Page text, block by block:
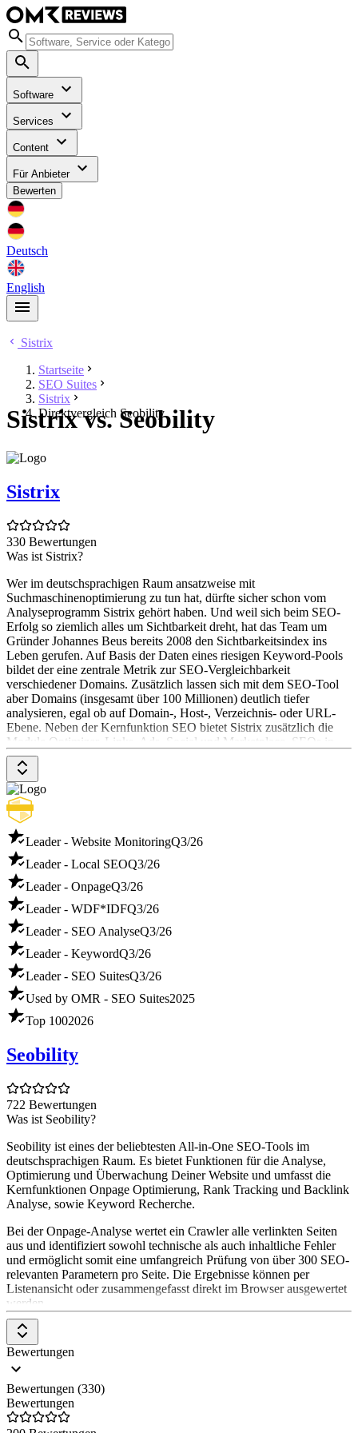
Software
Services
Content
Für Anbieter
Bewerten
Deutsch
English
Sistrix
Startseite
SEO Suites
Sistrix
Direktvergleich Seobility
Sistrix vs. Seobility
Sistrix
330 Bewertungen
Was ist Sistrix?
Wer im deutschsprachigen Raum ansatzweise mit
Suchmaschinenoptimierung zu tun hat, dürfte sicher schon vom
Analyseprogramm Sistrix gehört haben. Und weil sich beim SEO-
Erfolg so ziemlich alles um Sichtbarkeit dreht, hat das Team um
Gründer Johannes Beus bereits 2008 den Sichtbarkeitsindex ins
Leben gerufen. Auf Basis der Daten eines riesigen Keyword-Pools
bildet der eine zentrale Metrik zur SEO-Vergleichbarkeit
verschiedener Domains. Zusätzlich lassen sich mit dem SEO-Tool
aber Domains (insgesamt über 100 Millionen) deutlich tiefer
analysieren, egal ob auf Domain-, Host-, Verzeichnis- oder URL-
Ebene. Neben der Kernfunktion SEO bietet Sistrix zusätzlich die
Module Optimizer, Links, Ads, Social und Marketplace. SEOs in
über 30 Ländern sollen Sistrix bereits nutzen.
Sistrix Funktionen & Eigenschaften
✓ Cloudbasierte SaaS-Lösung (keine Installation nötig) ✓ All-In-
One-Tool ✓ Rank-Monitoring & Rank-Tracking ✓ Keyword-
Recherche ✓ Content-Erstellung und Content-Optimierung ✓
Technische Analysen (Crawling) ✓ Onpage-Optimierung ✓
Offpage-Optimierung ✓ Wettbewerbsanalyse
Leader - Website MonitoringQ3/26
Leader - Local SEOQ3/26
Leader - OnpageQ3/26
Leader - WDF*IDFQ3/26
Leader - SEO AnalyseQ3/26
Leader - KeywordQ3/26
Leader - SEO SuitesQ3/26
Used by OMR - SEO Suites2025
Top 1002026
Seobility
722 Bewertungen
Was ist Seobility?
Seobility ist eines der beliebtesten All-in-One SEO-Tools im
deutschsprachigen Raum. Es bietet Funktionen für die Analyse,
Optimierung und Überwachung Deiner Website und umfasst die
Kernfunktionen Onpage Optimierung, Rank Tracking und Backlink
Analyse, sowie Keyword Recherche.
Bei der Onpage-Analyse wertet ein Crawler alle verlinkten Seiten
aus und identifiziert sowohl technische als auch inhaltliche Fehler
und ermöglicht somit eine umfangreich Prüfung von über 300 SEO-
relevanten Parametern pro Seite. Die Ergebnisse können per
Listenansicht oder zusammengefasst direkt im Browser ausgewertet
werden.
Das Monitoring sorgt dafür, dass Du über alle relevanten
Veränderungen in Reportings per Mail informiert wirst.
Weitere Tools: SEO Check zur Einzelseitenanalyse, Keyword
Check, Backlink Check, Linkbuilding Tools, WDF*IDF Tool zur
Content-Optimierung und Themenrecherche, SERP Snippet
Generator, Redirect Check uvm.
Bewertungen
Bewertungen (330)
Bewertungen